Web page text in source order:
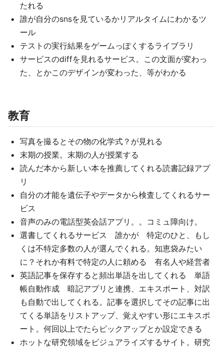
たれる
誰が自分のsnsを見ているかリアルタイムにわかるツ
ール
テストの実行結果をゲームっぽくするライブラリ
サービスのdiffを見れるサービス。この文面が変わっ
た、とかこのデザインが変わった、等がわかる
教育
写真を撮るとその物の化学式？が見れる
末期の授業。末期の人が授業する
読んだ本から新しい本を推薦してくれる読書記録アプ
リ
自分の才能を遺伝子やデータから検査してくれるサー
ビス
音声のみの電話型英会話アプリ。。コミュ障向け。
選書してくれるサービス 誰かが 特定のひと、もし
くは不特定多数の人が選んでくれる。知恵袋みたい
に？それか有料で特定の人に頼める 有名人や経営者
英語記事を保存すると頻出単語を出してくれる 単語
帳自動作成 暗記アプリと連携、エキスポート、対訳
も自動で出してくれる。記事を選択してその記事に出
てくる単語をリストアップ、覚えやすい形にエキスポ
ート。何回以上でたらピックアップとか設定できる
ホットな研究領域をビジュアライズするサイト。研究